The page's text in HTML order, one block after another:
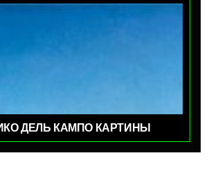
ДЕЛЬ КАМПО КАРТИНЫ